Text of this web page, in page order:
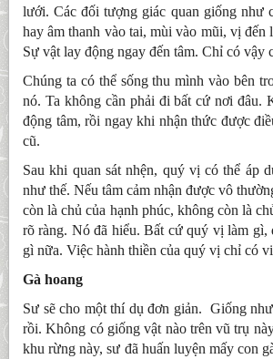
lưới. Các đối tượng giác quan giống như
hay âm thanh vào tai, mùi vào mũi, vị
Sự vật lay động ngay đến tâm. Chỉ có vậy
Chúng ta có thể sống thu mình vào bên
nó. Ta không cần phải đi bất cứ nơi đâu.
động tâm, rồi ngay khi nhận thức được
cũ.
Sau khi quan sát nhện, quý vị có thể áp
như thế. Nếu tâm cảm nhận được vô
còn là chủ của hạnh phúc, không còn là
rõ ràng. Nó đã hiểu. Bất cứ quý vị làm
gì nữa. Việc hành thiền của quý vị chỉ có
Gà hoang
Sư sẽ cho một thí dụ đơn giản. Giống
rồi. Không có giống vật nào trên vũ trụ
khu rừng này, sư đã huấn luyện mấy con